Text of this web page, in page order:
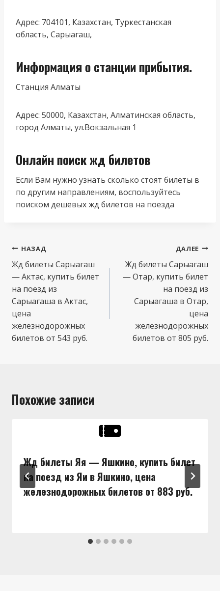
Адрес: 704101, Казахстан, Туркестанская
область, Сарыагаш,
Информация о станции прибытия.
Станция Алматы
Адрес: 50000, Казахстан, Алматинская область,
город Алматы, ул.Вокзальная 1
Онлайн поиск жд билетов
Если Вам нужно узнать сколько стоят билеты в
по другим направлениям, воспользуйтесь
поиском дешевых жд билетов на поезда
Навигация
по
записям
НАЗАД
Жд билеты Сарыагаш
— Актас, купить билет
на поезд из
Сарыагаша в Актас,
цена
железнодорожных
билетов от 543 руб.
ДАЛЕЕ
Жд билеты Сарыагаш
— Отар, купить билет
на поезд из
Сарыагаша в Отар,
цена
железнодорожных
билетов от 805 руб.
Похожие записи
Жд билеты Яя — Яшкино, купить билет
на поезд из Яи в Яшкино, цена
железнодорожных билетов от 883 руб.